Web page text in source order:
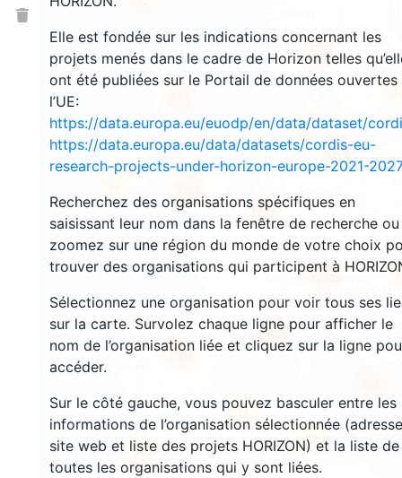
Elle est fondée sur les indications concernant les
projets menés dans le cadre de Horizon telles
ont été publiées sur le Portail de données ouvertes
l’UE:
https://data.europa.eu/euodp/en/data/dataset/
https://data.europa.eu/data/datasets/cordis-eu-
research-projects-under-horizon-europe-2021-2027
Recherchez des organisations spécifiques en
saisissant leur nom dans la fenêtre de recherche ou
zoomez sur une région du monde de votre choix
trouver des organisations qui participent à
Sélectionnez une organisation pour voir tous ses
sur la carte. Survolez chaque ligne pour afficher le
nom de l’organisation liée et cliquez sur la ligne
accéder.
Sur le côté gauche, vous pouvez basculer entre les
informations de l’organisation sélectionnée
site web et liste des projets HORIZON) et la liste de
toutes les organisations qui y sont liées.
32
1358
11
54
606
7595
89
3271
12252
10583